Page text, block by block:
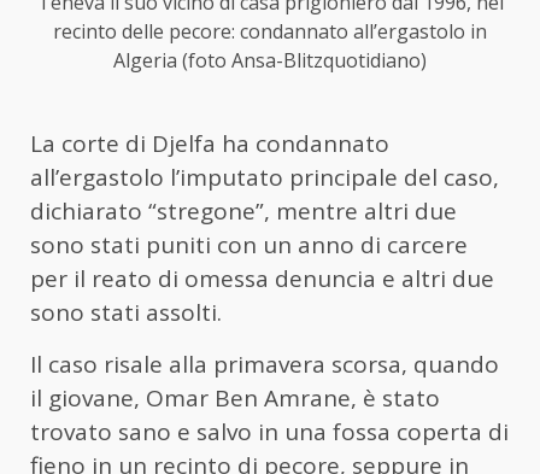
recinto delle pecore: condannato all’ergastolo in
Algeria (foto Ansa-Blitzquotidiano)
La corte di Djelfa ha condannato
all’ergastolo l’imputato principale del caso,
dichiarato “stregone”, mentre altri due
sono stati puniti con un anno di carcere
per il reato di omessa denuncia e altri due
sono stati assolti.
Il caso risale alla primavera scorsa, quando
il giovane, Omar Ben Amrane, è stato
trovato sano e salvo in una fossa coperta di
fieno in un recinto di pecore, seppure in